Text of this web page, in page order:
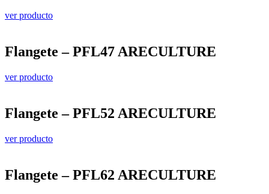
ver producto
Flangete – PFL47 ARECULTURE
ver producto
Flangete – PFL52 ARECULTURE
ver producto
Flangete – PFL62 ARECULTURE